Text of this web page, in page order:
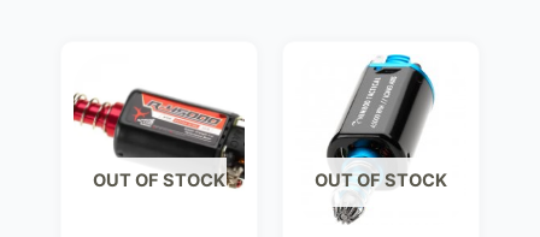
OUT OF STOCK OUT OF STOCK